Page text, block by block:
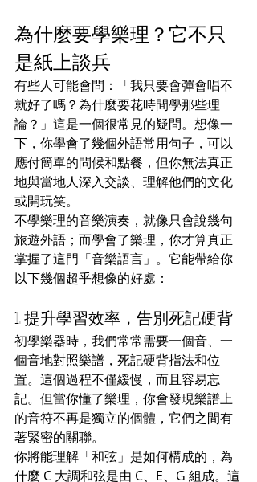
為什麼要學樂理？它不只
是紙上談兵
有些人可能會問：「我只要會彈會唱不
就好了嗎？為什麼要花時間學那些理
論？」這是一個很常見的疑問。想像一
下，你學會了幾個外語常用句子，可以
應付簡單的問候和點餐，但你無法真正
地與當地人深入交談、理解他們的文化
或開玩笑。
不學樂理的音樂演奏，就像只會說幾句
旅遊外語；而學會了樂理，你才算真正
掌握了這門「音樂語言」。它能帶給你
以下幾個超乎想像的好處：
1. 提升學習效率，告別死記硬背
初學樂器時，我們常常需要一個音、一
個音地對照樂譜，死記硬背指法和位
置。這個過程不僅緩慢，而且容易忘
記。但當你懂了樂理，你會發現樂譜上
的音符不再是獨立的個體，它們之間有
著緊密的關聯。
你將能理解「和弦」是如何構成的，為
什麼 C 大調和弦是由 C、E、G 組成。這